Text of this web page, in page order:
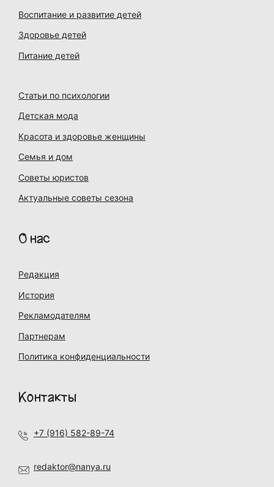
Воспитание и развитие детей
Здоровье детей
Питание детей
Статьи по психологии
Детская мода
Красота и здоровье женщины
Семья и дом
Советы юристов
Актуальные советы сезона
О нас
Редакция
История
Рекламодателям
Партнерам
Политика конфиденциальности
Контакты
+7 (916) 582-89-74
redaktor@nanya.ru